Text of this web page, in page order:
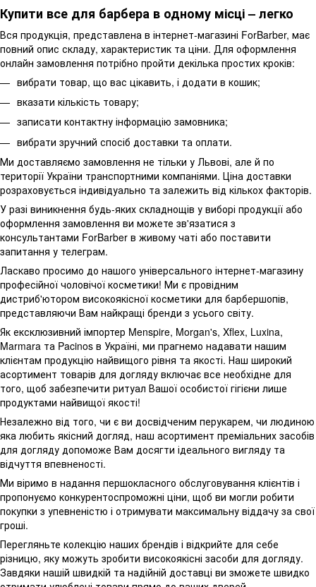
Купити все для барбера в одному місці – легко
Вся продукція, представлена в інтернет-магазині ForBarber, має
повний опис складу, характеристик та ціни. Для оформлення
онлайн замовлення потрібно пройти декілька простих кроків:
вибрати товар, що вас цікавить, і додати в кошик;
вказати кількість товару;
записати контактну інформацію замовника;
вибрати зручний спосіб доставки та оплати.
Ми доставляємо замовлення не тільки у Львові, але й по
території України транспортними компаніями. Ціна доставки
розраховується індивідуально та залежить від кількох факторів.
У разі виникнення будь-яких складнощів у виборі продукції або
оформлення замовлення ви можете зв'язатися з
консультантами ForBarber в живому чаті або поставити
запитання у телеграм.
Ласкаво просимо до нашого універсального інтернет-магазину
професійної чоловічої косметики! Ми є провідним
дистриб'ютором високоякісної косметики для барбершопів,
представляючи Вам найкращі бренди з усього світу.
Як ексклюзивний імпортер Menspire, Morgan's, Xflex, Luxina,
Marmara та Pacinos в Україні, ми прагнемо надавати нашим
клієнтам продукцію найвищого рівня та якості. Наш широкий
асортимент товарів для догляду включає все необхідне для
того, щоб забезпечити ритуал Вашої особистої гігієни лише
продуктами найвищої якості!
Незалежно від того, чи є ви досвідченим перукарем, чи людиною
яка любить якісний догляд, наш асортимент преміальних засобів
для догляду допоможе Вам досягти ідеального вигляду та
відчуття впевненості.
Ми віримо в надання першокласного обслуговування клієнтів і
пропонуємо конкурентоспроможні ціни, щоб ви могли робити
покупки з упевненістю і отримувати максимальну віддачу за свої
гроші.
Перегляньте колекцію наших брендів і відкрийте для себе
різницю, яку можуть зробити високоякісні засоби для догляду.
Завдяки нашій швидкій та надійній доставці ви зможете швидко